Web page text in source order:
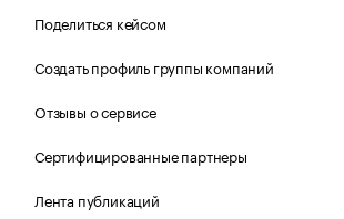
Поделиться кейсом
Создать профиль группы компаний
Отзывы о сервисе
Сертифицированные партнеры
Лента публикаций